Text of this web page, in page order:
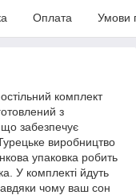
Оплата Умови
комплект
з
що забезпечує
виробництво
упаковка робить
У комплекті йдуть
чому ваш сон